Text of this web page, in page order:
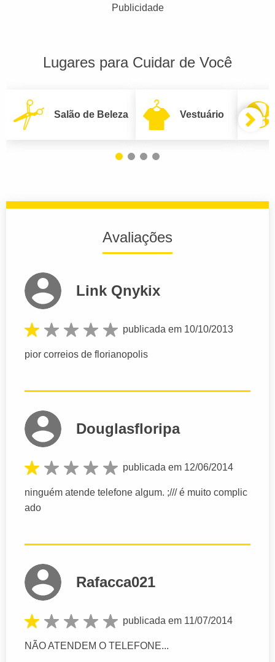
Publicidade
Lugares para Cuidar de Você
Salão de Beleza Vestuário
Avaliações
Link Qnykix
publicada em 10/10/2013
pior correios de florianopolis
Douglasfloripa
publicada em 12/06/2014
ninguém atende telefone algum. ;/// é muito complic
ado
Rafacca021
publicada em 11/07/2014
NÃO ATENDEM O TELEFONE...